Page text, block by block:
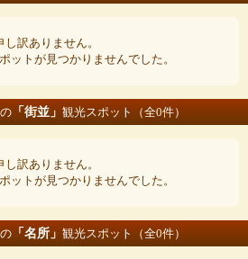
し訳ありません。
ットが見つかりませんでした。
「街並」 観光スポット（全0件）
し訳ありません。
ットが見つかりませんでした。
「名所」 観光スポット（全0件）